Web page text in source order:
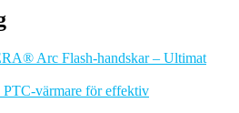
Arc Flash-handskar – Ultimat
värmare för effektiv